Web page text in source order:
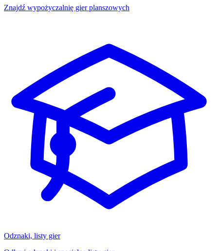
Znajdź wypożyczalnię gier planszowych
Odznaki, listy gier